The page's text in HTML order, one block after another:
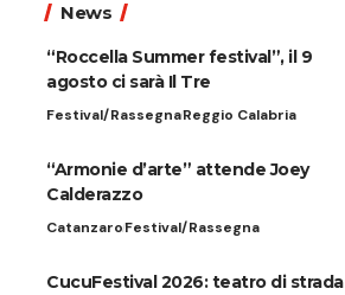
News
“Roccella Summer festival”, il 9
agosto ci sarà Il Tre
Festival/RassegnaReggio Calabria
“Armonie d’arte” attende Joey
Calderazzo
CatanzaroFestival/Rassegna
CucuFestival 2026: teatro di strada